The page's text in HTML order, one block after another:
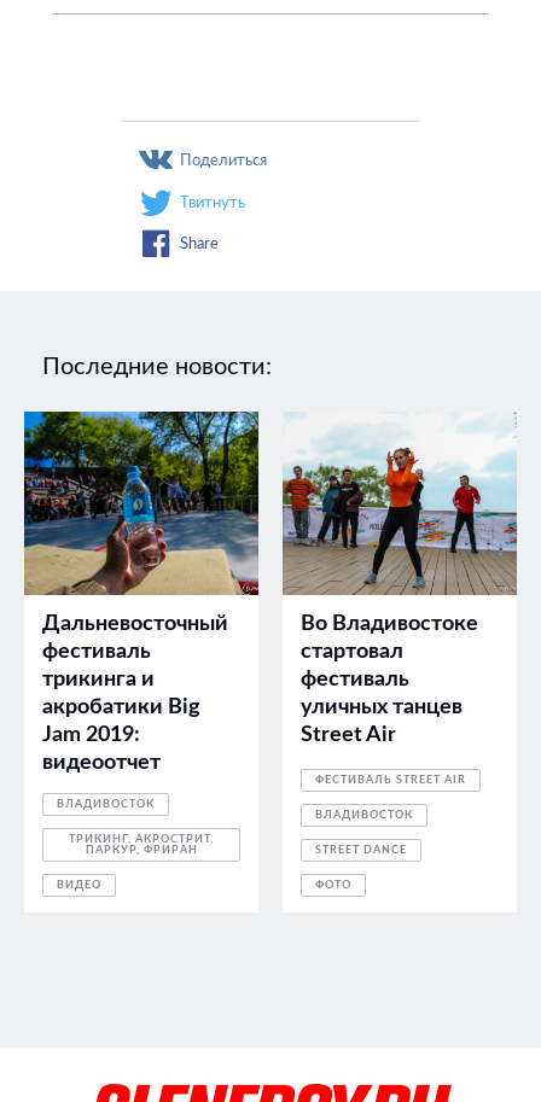
Поделиться
Твитнуть
Share
Последние новости:
Дальневосточный
фестиваль
трикинга и
акробатики Big
Jam 2019:
видеоотчет
ВЛАДИВОСТОК
ТРИКИНГ, АКРОСТРИТ,
ПАРКУР, ФРИРАН
ВИДЕО
Во Владивостоке
стартовал
фестиваль
уличных танцев
Street Air
ФЕСТИВАЛЬ STREET AIR
ВЛАДИВОСТОК
STREET DANCE
ФОТО